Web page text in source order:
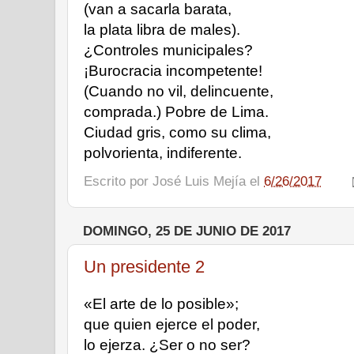
(van a sacarla barata,
la plata libra de males).
¿Controles municipales?
¡Burocracia incompetente!
(Cuando no vil, delincuente,
comprada.) Pobre de Lima.
Ciudad gris, como su clima,
polvorienta, indiferente.
Escrito por José Luis Mejía el 6/26/2017
DOMINGO, 25 DE JUNIO DE 2017
Un presidente 2
«El arte de lo posible»;
que quien ejerce el poder,
lo ejerza. ¿Ser o no ser?